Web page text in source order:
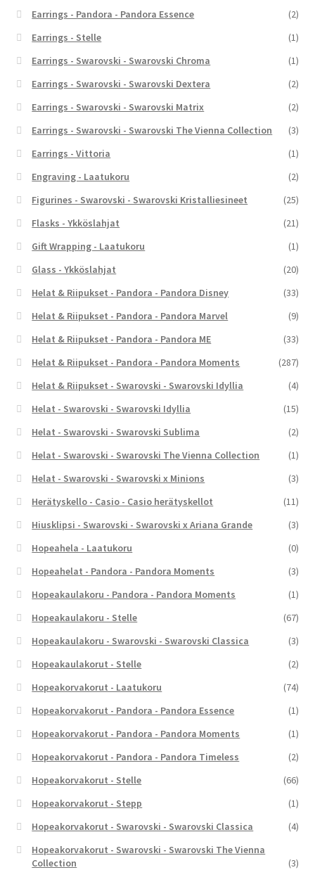
Earrings - Pandora - Pandora Essence
(2)
Earrings - Stelle
(1)
Earrings - Swarovski - Swarovski Chroma
(1)
Earrings - Swarovski - Swarovski Dextera
(2)
Earrings - Swarovski - Swarovski Matrix
(2)
Earrings - Swarovski - Swarovski The Vienna Collection
(3)
Earrings - Vittoria
(1)
Engraving - Laatukoru
(2)
Figurines - Swarovski - Swarovski Kristalliesineet
(25)
Flasks - Ykköslahjat
(21)
Gift Wrapping - Laatukoru
(1)
Glass - Ykköslahjat
(20)
Helat & Riipukset - Pandora - Pandora Disney
(33)
Helat & Riipukset - Pandora - Pandora Marvel
(9)
Helat & Riipukset - Pandora - Pandora ME
(33)
Helat & Riipukset - Pandora - Pandora Moments
(287)
Helat & Riipukset - Swarovski - Swarovski Idyllia
(4)
Helat - Swarovski - Swarovski Idyllia
(15)
Helat - Swarovski - Swarovski Sublima
(2)
Helat - Swarovski - Swarovski The Vienna Collection
(1)
Helat - Swarovski - Swarovski x Minions
(3)
Herätyskello - Casio - Casio herätyskellot
(11)
Hiusklipsi - Swarovski - Swarovski x Ariana Grande
(3)
Hopeahela - Laatukoru
(0)
Hopeahelat - Pandora - Pandora Moments
(3)
Hopeakaulakoru - Pandora - Pandora Moments
(1)
Hopeakaulakoru - Stelle
(67)
Hopeakaulakoru - Swarovski - Swarovski Classica
(3)
Hopeakaulakorut - Stelle
(2)
Hopeakorvakorut - Laatukoru
(74)
Hopeakorvakorut - Pandora - Pandora Essence
(1)
Hopeakorvakorut - Pandora - Pandora Moments
(1)
Hopeakorvakorut - Pandora - Pandora Timeless
(2)
Hopeakorvakorut - Stelle
(66)
Hopeakorvakorut - Stepp
(1)
Hopeakorvakorut - Swarovski - Swarovski Classica
(4)
Hopeakorvakorut - Swarovski - Swarovski The Vienna
Collection
(3)